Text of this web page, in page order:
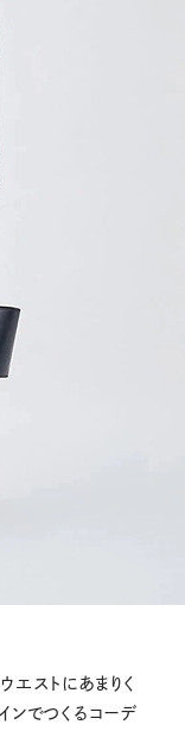
ストにあまりく
ンでつくるコーデ